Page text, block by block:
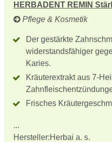
HERBADENT REMIN
Pflege & Kosmetik
Der gestärkte
widerstandsfähiger
Karies.
Kräuterextrakt aus 7-
Frisches
...
Hersteller:Herbai a. s.